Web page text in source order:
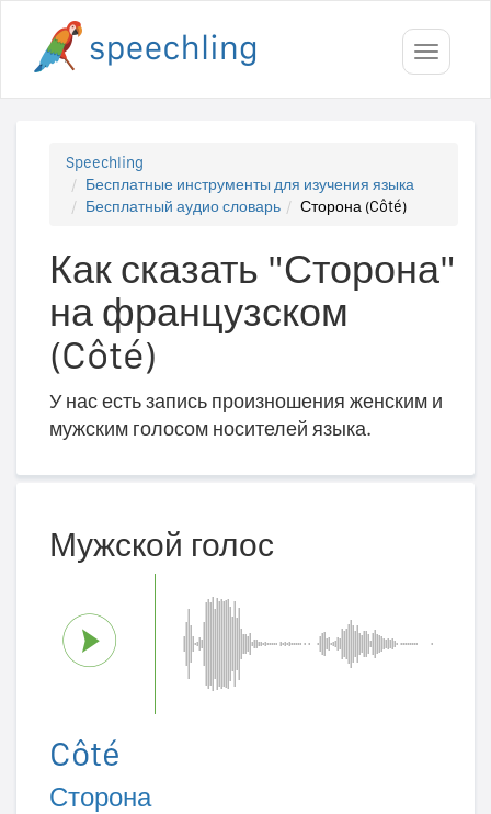
Toggle
Speechling
Бесплатные инструменты для изучения языка
Бесплатный аудио словарь
Сторона (Côté)
Как сказать "Сторона"
на французском
(Côté)
У нас есть запись произношения женским и
мужским голосом носителей языка.
Мужской голос
Côté
Сторона